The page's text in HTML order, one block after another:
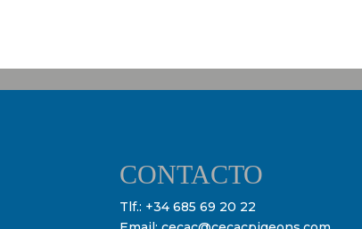
CONTACTO
Tlf.: +34 685 69 20 22